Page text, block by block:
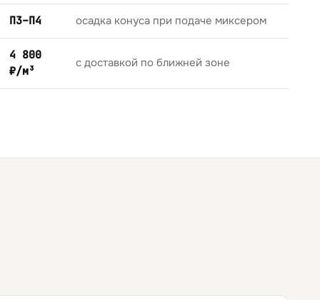
П3–П4 осадка конуса при подаче миксером
4 800
₽/м³
с доставкой по ближней зоне